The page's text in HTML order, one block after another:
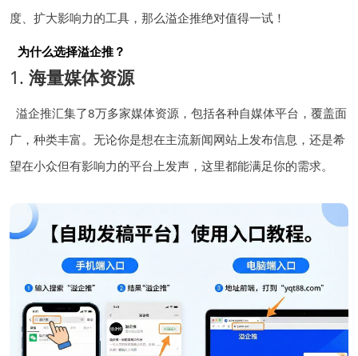
度、扩大影响力的工具，那么溢企推绝对值得一试！
为什么选择溢企推？
1. 海量媒体资源
溢企推汇集了8万多家媒体资源，包括各种自媒体平台，覆盖面
广，种类丰富。无论你是想在主流新闻网站上发布信息，还是希
望在小众但有影响力的平台上发声，这里都能满足你的需求。